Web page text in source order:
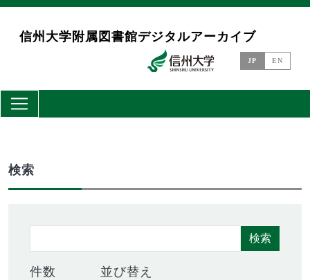
メインコンテンツに移動
信州大学附属図書館デジタルアーカイブ
JP EN
検索
検索
件数 並び替え